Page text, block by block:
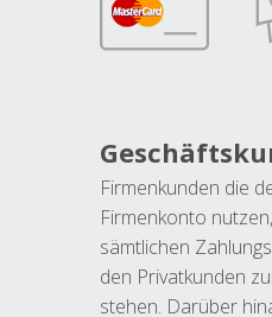
Firmenkunden die
Firmenkonto
sämtlichen
den Privatkunden
stehen. Darüber